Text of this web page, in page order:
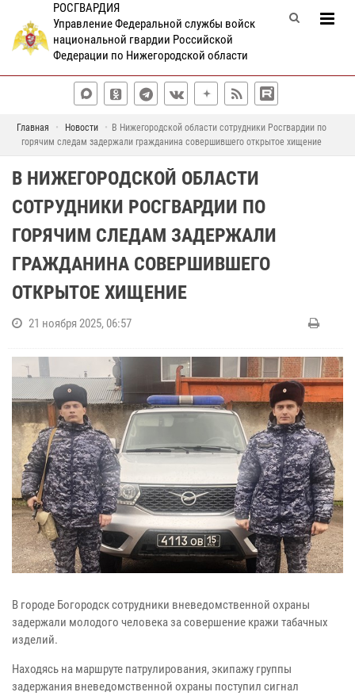
РОСГВАРДИЯ
Управление Федеральной службы войск
национальной гвардии Российской
Федерации по Нижегородской области
Главная Новости
В Нижегородской области сотрудники Росгвардии по
горячим следам задержали гражданина совершившего открытое хищение
В НИЖЕГОРОДСКОЙ ОБЛАСТИ
СОТРУДНИКИ РОСГВАРДИИ ПО
ГОРЯЧИМ СЛЕДАМ ЗАДЕРЖАЛИ
ГРАЖДАНИНА СОВЕРШИВШЕГО
ОТКРЫТОЕ ХИЩЕНИЕ
21 ноября 2025, 06:57
В городе Богородск сотрудники вневедомственной охраны
задержали молодого человека за совершение кражи табачных
изделий.
Находясь на маршруте патрулирования, экипажу группы
задержания вневедомственной охраны поступил сигнал